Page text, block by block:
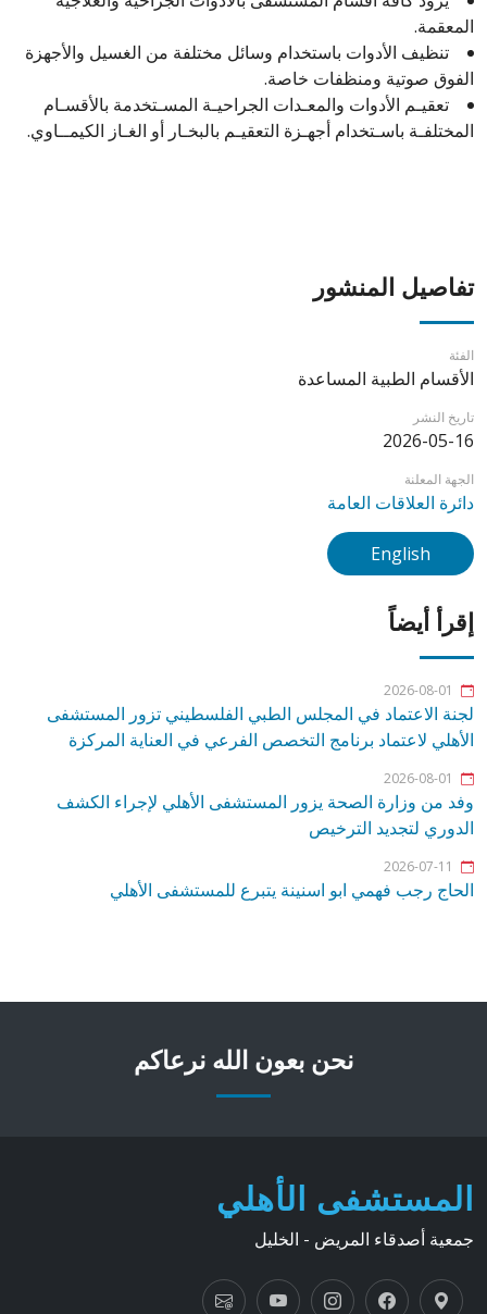
المعقمة.
تنظيف الأدوات باستخدام وسائل مختلفة من الغسيل والأجهزة
الفوق صوتية ومنظفات خاصة.
تعقيـم الأدوات والمعـدات الجراحيـة المسـتخدمة بالأقسـام
المختلفـة باسـتخدام أجهـزة التعقيـم بالبخـار أو الغـاز الكيمــاوي.
تفاصيل المنشور
الفئة
الأقسام الطبية المساعدة
تاريخ النشر
2026-05-16
الجهة المعلنة
دائرة العلاقات العامة
English
إقرأ أيضاً
لجنة الاعتماد في المجلس الطبي الفلسطيني تزور المستشفى
الأهلي لاعتماد برنامج التخصص الفرعي في العناية المركزة
وفد من وزارة الصحة يزور المستشفى الأهلي لإجراء الكشف
الدوري لتجديد الترخيص
الحاج رجب فهمي ابو اسنينة يتبرع للمستشفى الأهلي
نحن بعون الله نرعاكم
المستشفى الأهلي
جمعية أصدقاء المريض - الخليل